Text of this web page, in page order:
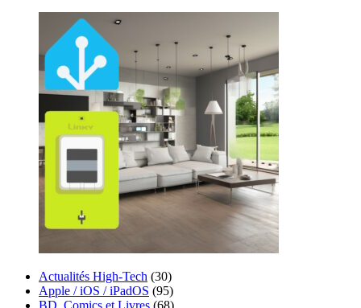
Actualités High-Tech (30)
Apple / iOS / iPadOS (95)